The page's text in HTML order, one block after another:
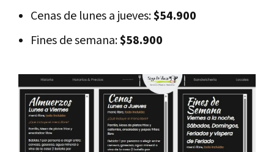
Cenas de lunes a jueves:$54.900
Fines de semana:$58.900